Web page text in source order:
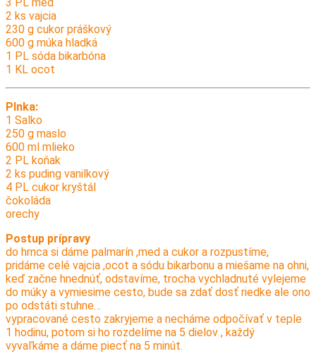
2 ks vajcia
230 g cukor práškový
600 g múka hladká
1 PL sóda bikarbóna
1 KL ocot
Plnka:
1 Salko
250 g maslo
600 ml mlieko
2 PL koňak
2 ks puding vanilkový
4 PL cukor kryštál
čokoláda
orechy
Postup prípravy
do hrnca si dáme palmarín ,med a cukor a rozpustíme,
pridáme celé vajcia ,ocot a sódu bikarbonu a miešame na ohni,
keď začne hnednúť, odstavíme, trocha vychladnuté vylejeme
do múky a vymiesime cesto, bude sa zdať dosť riedke ale ono
po odstáti stuhne…
vypracované cesto zakryjeme a necháme odpočívať v teple
1 hodinu, potom si ho rozdelíme na 5 dielov , každý
vyvaľkáme a dáme piecť na 5 minút.